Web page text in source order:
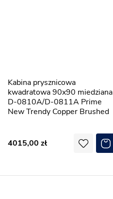
Kabina prysznicowa
kwadratowa 90x90 miedziana
D-0810A/D-0811A Prime
New Trendy Copper Brushed
4015,00